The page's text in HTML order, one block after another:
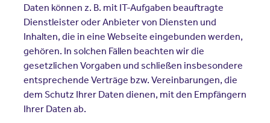
Daten können z. B. mit IT-Aufgaben beauftragte
Dienstleister oder Anbieter von Diensten und
Inhalten, die in eine Webseite eingebunden werden,
gehören. In solchen Fällen beachten wir die
gesetzlichen Vorgaben und schließen insbesondere
entsprechende Verträge bzw. Vereinbarungen, die
dem Schutz Ihrer Daten dienen, mit den Empfängern
Ihrer Daten ab.